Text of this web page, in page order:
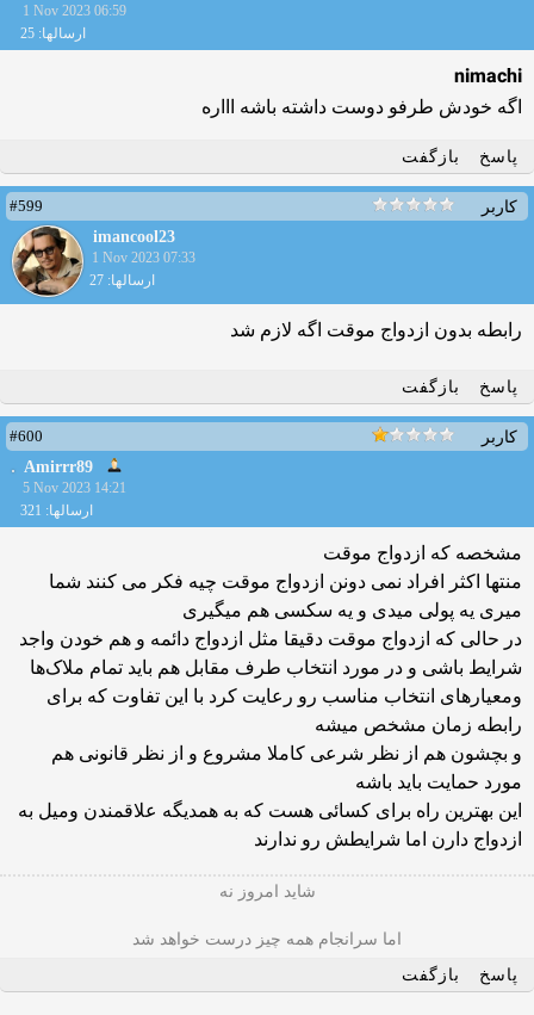
1 Nov 2023 06:59
ارسالها: 25
nimachi
اگه خودش طرفو دوست داشته باشه اااره
پاسخ بازگفت
کاربر
#599
imancool23
1 Nov 2023 07:33
ارسالها: 27
رابطه بدون ازدواج موقت اگه لازم شد
پاسخ بازگفت
کاربر
#600
Amirrr89
5 Nov 2023 14:21
ارسالها: 321
مشخصه که ازدواج موقت
منتها اکثر افراد نمی دونن ازدواج موقت چیه فکر می کنند شما
میری یه پولی میدی و یه سکسی هم میگیری
در حالی که ازدواج موقت دقیقا مثل ازدواج دائمه و هم خودن واجد
شرایط باشی و در مورد انتخاب طرف مقابل هم باید تمام ملاک‌ها
ومعیارهای انتخاب مناسب رو رعایت کرد با این تفاوت که برای
رابطه زمان مشخص میشه
و بچشون هم از نظر شرعی کاملا مشروع و از نظر قانونی هم
مورد حمایت باید باشه
این بهترین راه برای کسائی هست که به همدیگه علاقمندن ومیل به
ازدواج دارن اما شرایطش رو ندارند
شاید امروز نه
اما سرانجام همه چیز درست خواهد شد
پاسخ
بازگفت